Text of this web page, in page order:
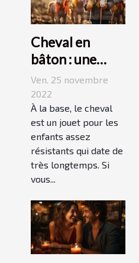
Cheval en
bâton : une
bonne
découverte
pour enfant
Ven. 25 novembre
2022
À la base, le cheval
est un jouet pour les
enfants assez
résistants qui date de
très longtemps. Si
vous...